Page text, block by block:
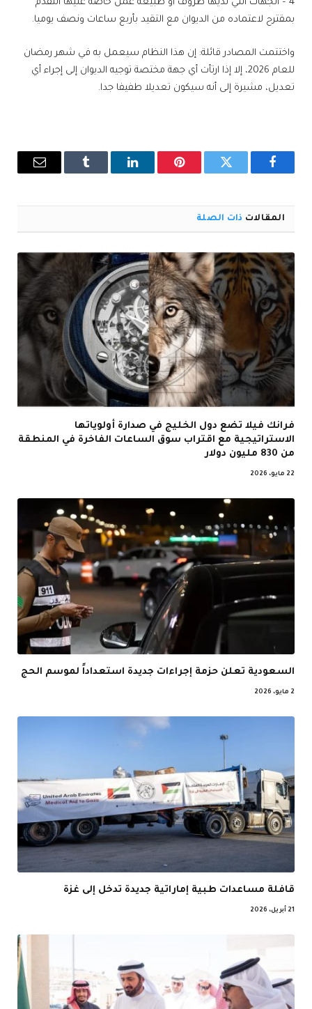
4 – الجهات التي لديها ظروف أو طبيعة عمل خاصة عليها التقدم
بمقترح لاعتماده من الديوان مع التقيد بأربع ساعات ونصف يوميا.
واختتمت المصادر قائلة: إن هذا النظام سيعمل به في شهر رمضان
للعام 2026، إلا إذا ارتأت أي جهة مختصة توجيه الديوان إلى إجراء أي
تعديل، مشيرة إلى أنه سيكون تعديلا طفيفا جدا.
فيسبوك تويتر بينتيريستلينكدإن Tumblr
البريد
المقالات ذات الصلة
فرانك فيلا تضع دول الخليج في صدارة أولوياتها
الاستراتيجية مع اقتراب سوق الساعات الفاخرة في المنطقة
من 830 مليون دولار
22 مايو، 2026
السعودية تعلن حزمة إجراءات جديدة استعداداً لموسم الحج
2 مايو، 2026
قافلة مساعدات طبية إماراتية جديدة تدخل إلى غزة
21 أبريل، 2026